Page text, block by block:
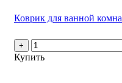
Коврик для ванной
+
Купить